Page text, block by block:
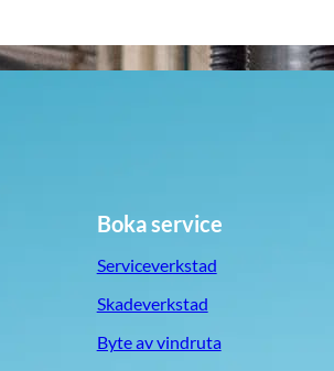
Boka service
Serviceverkstad
Skadeverkstad
Byte av vindruta